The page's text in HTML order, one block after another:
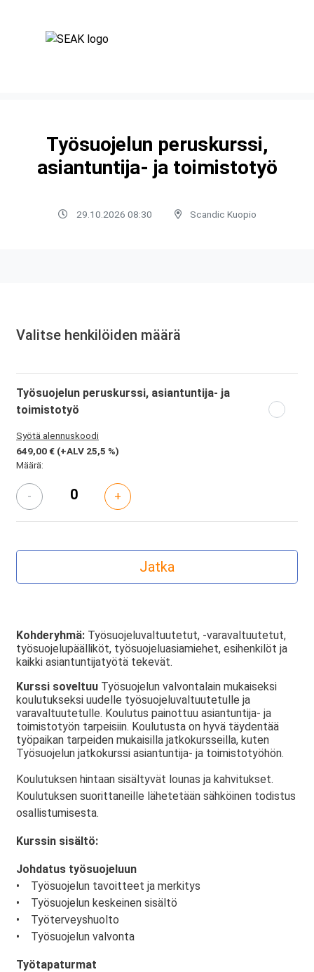
Työsuojelun peruskurssi,
asiantuntija- ja toimistotyö
29.10.2026 08:30 Scandic Kuopio
Valitse henkilöiden määrä
Työsuojelun peruskurssi, asiantuntija- ja
toimistotyö
Syötä alennuskoodi
649,00 € (+ALV 25,5 %)
Määrä:
- +
Kohderyhmä: Työsuojeluvaltuutetut, -varavaltuutetut,
työsuojelupäälliköt, työsuojeluasiamiehet, esihenkilöt ja
kaikki asiantuntijatyötä tekevät.
Kurssi soveltuu Työsuojelun valvontalain mukaiseksi
koulutukseksi uudelle työsuojeluvaltuutetulle ja
varavaltuutetulle. Koulutus painottuu asiantuntija- ja
toimistotyön tarpeisiin. Koulutusta on hyvä täydentää
työpaikan tarpeiden mukaisilla jatkokursseilla, kuten
Työsuojelun jatkokurssi asiantuntija- ja toimistotyöhön.
Koulutuksen hintaan sisältyvät lounas ja kahvitukset.
Koulutuksen suorittaneille lähetetään sähköinen todistus
osallistumisesta.
Kurssin sisältö:
Johdatus työsuojeluun
• Työsuojelun tavoitteet ja merkitys
• Työsuojelun keskeinen sisältö
• Työterveyshuolto
• Työsuojelun valvonta
Työtapaturmat